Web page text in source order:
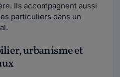
Ils accompagnent aussi
particuliers dans un
urbanisme et